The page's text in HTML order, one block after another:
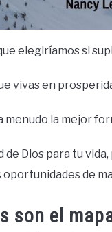
elegiríamos si
vivas en
menudo la mejor
de Dios para tu
oportunidades de
son el